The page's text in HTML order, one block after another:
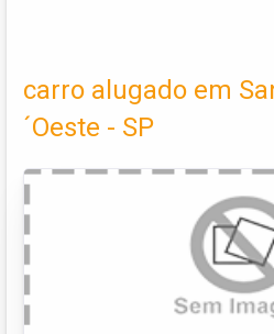
carro alugado em
´Oeste - SP